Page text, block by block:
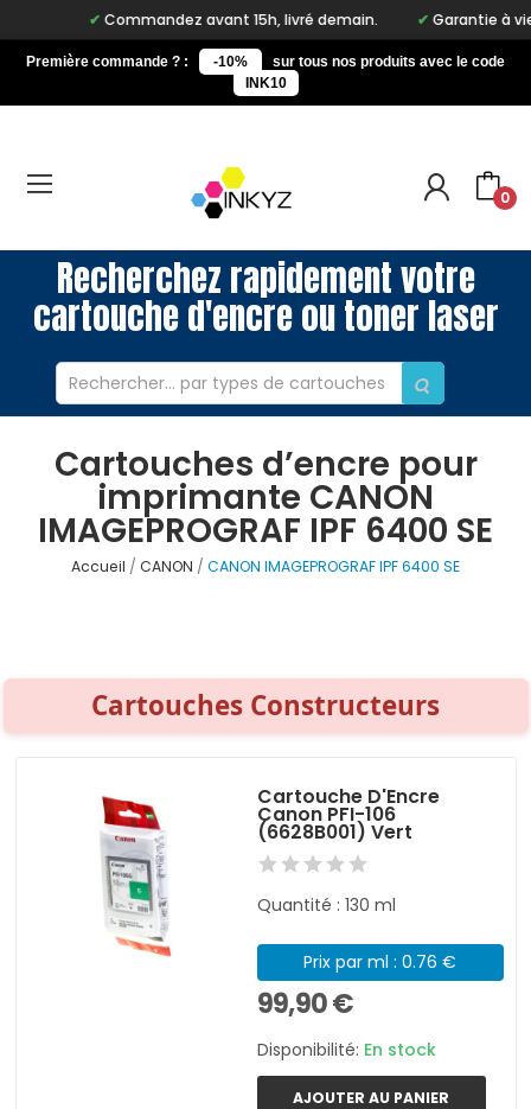
Commandez avant 15h, livré demain. Garantie à vie
Première commande ? : -10%
sur tous nos produits avec le code
INK10
0
Recherchez rapidement votre
cartouche d'encre ou toner laser
Cartouches d’encre pour
imprimante CANON
IMAGEPROGRAF IPF 6400 SE
Accueil CANON CANON IMAGEPROGRAF IPF 6400 SE
Cartouches Constructeurs
Cartouche D'Encre
Canon PFI-106
(6628B001) Vert
Quantité : 130 ml
Prix par ml : 0.76 €
99,90 €
Disponibilité: En stock
AJOUTER AU PANIER